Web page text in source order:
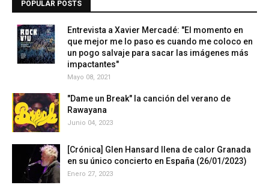
POPULAR POSTS
Entrevista a Xavier Mercadé: "El momento en
que mejor me lo paso es cuando me coloco en
un pogo salvaje para sacar las imágenes más
impactantes"
Mayo 08, 2021
"Dame un Break" la canción del verano de
Rawayana
Junio 04, 2023
[Crónica] Glen Hansard llena de calor Granada
en su único concierto en España (26/01/2023)
Enero 27, 2023